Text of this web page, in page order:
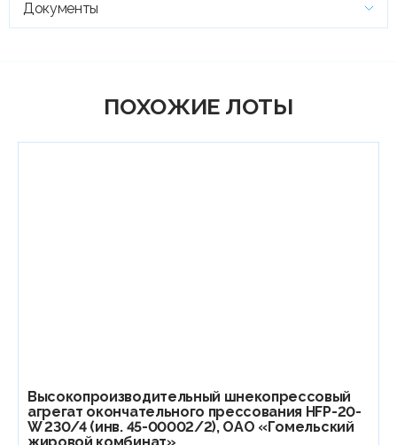
Документы
ПОХОЖИЕ ЛОТЫ
Высокопроизводительный шнекопрессовый
агрегат окончательного прессования HFP-20-
W 230/4 (инв. 45-00002/2), ОАО «Гомельский